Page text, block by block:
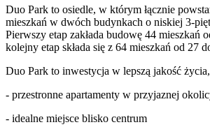
Duo Park to osiedle, w którym łącznie
mieszkań w dwóch budynkach o niskiej 3-
Pierwszy etap zakłada budowę 44 mieszkań
kolejny etap składa się z 64 mieszkań od 27
Duo Park to inwestycja w lepszą jakość
- przestronne apartamenty w przyjaznej
- idealne miejsce blisko centrum